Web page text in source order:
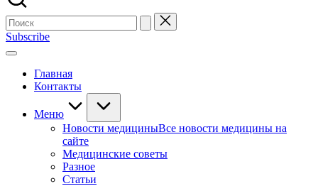
Поиск
для:
Subscribe
Главная
Контакты
Меню
Новости медициныВсе новости медицины на
сайте
Медицинские советы
Разное
Статьи